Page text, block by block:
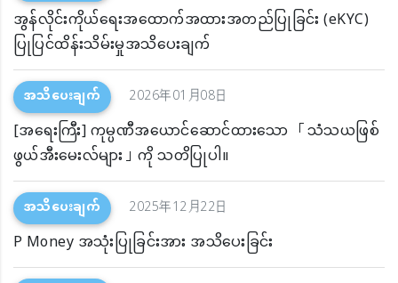
အွန်လိုင်းကိုယ်ရေးအထောက်အထားအတည်ပြုခြင်း (eKYC)
ပြုပြင်ထိန်းသိမ်းမှုအသိပေးချက်
အသိပေးချက် 2026年01月08日
[အရေးကြီး] ကုမ္ပဏီအယောင်ဆောင်ထားသော 「သံသယဖြစ်
ဖွယ်အီးမေးလ်များ」ကို သတိပြုပါ။
အသိပေးချက် 2025年12月22日
P Money အသုံးပြုခြင်းအား အသိပေးခြင်း